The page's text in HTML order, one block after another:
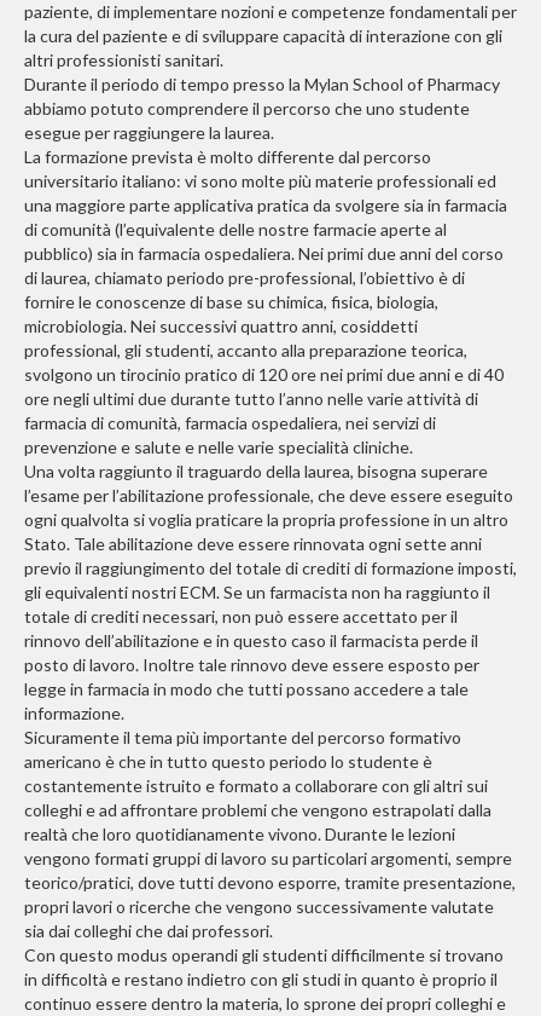
paziente, di implementare nozioni e competenze fondamentali per
la cura del paziente e di sviluppare capacità di interazione con gli
altri professionisti sanitari.
Durante il periodo di tempo presso la Mylan School of Pharmacy
abbiamo potuto comprendere il percorso che uno studente
esegue per raggiungere la laurea.
La formazione prevista è molto differente dal percorso
universitario italiano: vi sono molte più materie professionali ed
una maggiore parte applicativa pratica da svolgere sia in farmacia
di comunità (l’equivalente delle nostre farmacie aperte al
pubblico) sia in farmacia ospedaliera. Nei primi due anni del corso
di laurea, chiamato periodo pre-professional, l’obiettivo è di
fornire le conoscenze di base su chimica, fisica, biologia,
microbiologia. Nei successivi quattro anni, cosiddetti
professional, gli studenti, accanto alla preparazione teorica,
svolgono un tirocinio pratico di 120 ore nei primi due anni e di 40
ore negli ultimi due durante tutto l’anno nelle varie attività di
farmacia di comunità, farmacia ospedaliera, nei servizi di
prevenzione e salute e nelle varie specialità cliniche.
Una volta raggiunto il traguardo della laurea, bisogna superare
l’esame per l’abilitazione professionale, che deve essere eseguito
ogni qualvolta si voglia praticare la propria professione in un altro
Stato. Tale abilitazione deve essere rinnovata ogni sette anni
previo il raggiungimento del totale di crediti di formazione imposti,
gli equivalenti nostri ECM. Se un farmacista non ha raggiunto il
totale di crediti necessari, non può essere accettato per il
rinnovo dell’abilitazione e in questo caso il farmacista perde il
posto di lavoro. Inoltre tale rinnovo deve essere esposto per
legge in farmacia in modo che tutti possano accedere a tale
informazione.
Sicuramente il tema più importante del percorso formativo
americano è che in tutto questo periodo lo studente è
costantemente istruito e formato a collaborare con gli altri sui
colleghi e ad affrontare problemi che vengono estrapolati dalla
realtà che loro quotidianamente vivono. Durante le lezioni
vengono formati gruppi di lavoro su particolari argomenti, sempre
teorico/pratici, dove tutti devono esporre, tramite presentazione,
propri lavori o ricerche che vengono successivamente valutate
sia dai colleghi che dai professori.
Con questo modus operandi gli studenti difficilmente si trovano
in difficoltà e restano indietro con gli studi in quanto è proprio il
continuo essere dentro la materia, lo sprone dei propri colleghi e